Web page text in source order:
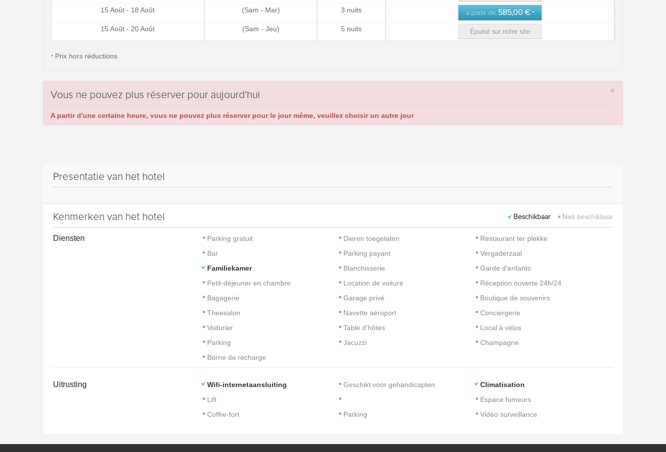
15 Août - 18 Août (Sam - Mar) 3 nuits à partir de 585,00 € *
15 Août - 20 Août (Sam - Jeu) 5 nuits Épuisé sur notre site
* Prix hors réductions
×
Vous ne pouvez plus réserver pour aujourd'hui
A partir d'une certaine heure, vous ne pouvez plus réserver pour le jour même, veuillez choisir un autre jour
Presentatie van het hotel
Kenmerken van het hotel Beschikbaar Niet beschikbaar
Diensten Parking gratuit Dieren toegelaten
Restaurant ter plekke
Bar
Parking payant
Vergaderzaal
Familiekamer
Blanchisserie
Garde d'enfants
Petit-déjeuner en chambre
Location de voiture
Réception ouverte 24h/24
Bagagerie
Garage privé
Boutique de souvenirs
Theesalon
Navette aéroport
Conciergerie
Voiturier
Table d’hôtes
Local à vélos
Parking
Jacuzzi
Champagne
Borne de recharge
Uitrusting Wifi-internetaansluiting Geschikt voor gehandicapten
Climatisation
Lift
Espace fumeurs
Coffre-fort
Parking Vidéo surveillance